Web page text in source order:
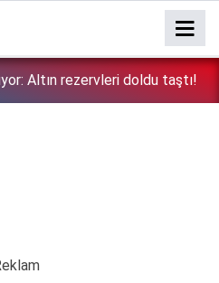
Altın rezervleri doldu taştı!